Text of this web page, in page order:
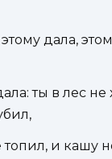
дала,
ты в лес не
топил, и кашу